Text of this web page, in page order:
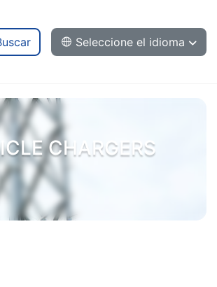
Seleccione el idioma
CHARGERS